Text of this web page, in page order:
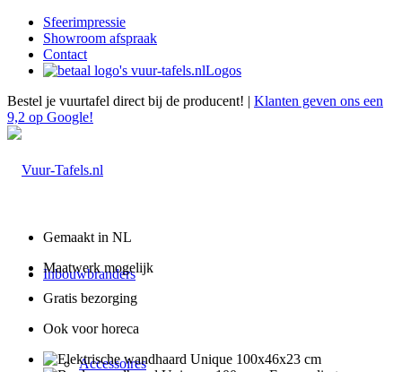
Sfeerimpressie
Showroom afspraak
Contact
Logos
Bestel je vuurtafel direct bij de producent! | Klanten geven ons een
9,2 op Google!
Inbouwbranders
Accessoires
Gemaakt in NL
Maatwerk mogelijk
Gratis bezorging
Ook voor horeca